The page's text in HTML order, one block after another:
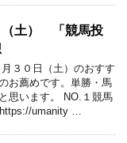
（土） 「競馬投
３０日（土）のおすす
お薦めです。単勝・馬
思います。 NO.１競馬
umanity …